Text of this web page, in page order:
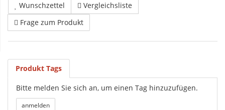
Wunschzettel
Vergleichsliste
Frage zum Produkt
Produkt Tags
Bitte melden Sie sich an, um einen Tag hinzuzufügen.